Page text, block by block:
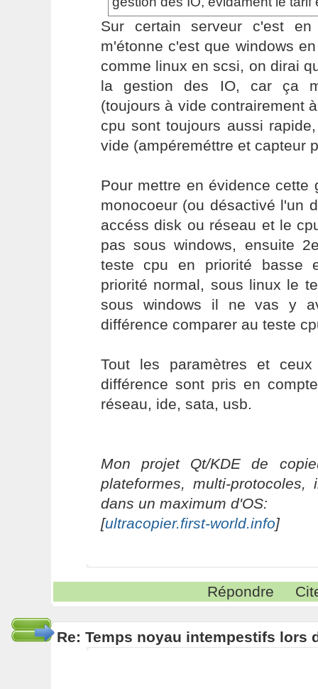
Sur certain serveur c'est
m'étonne c'est que windows
comme linux en scsi, on dirai
la gestion des IO, car ça
(toujours à vide contrairement
cpu sont toujours aussi
vide (ampéreméttre et capteur
Pour mettre en évidence cette
monocoeur (ou désactivé l'un
accéss disk ou réseau et le
pas sous windows, ensuite
teste cpu en priorité basse
priorité normal, sous linux le
sous windows il ne vas y
différence comparer au teste
Tout les paramètres et
différence sont pris en
réseau, ide, sata, usb.
Mon projet Qt/KDE de
plateformes, multi-protocoles,
dans un maximum d'OS:
[ultracopier.first-world.info]
Répondre
Re: Temps noyau intempestifs lors